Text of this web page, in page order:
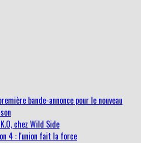
bande-annonce pour le nouveau
chez Wild Side
4 : l'union fait la force